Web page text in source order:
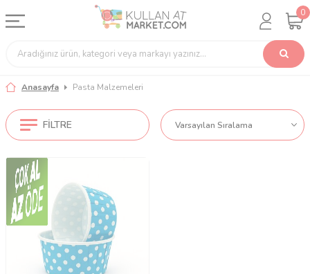
0
Anasayfa Pasta Malzemeleri
FILTRE